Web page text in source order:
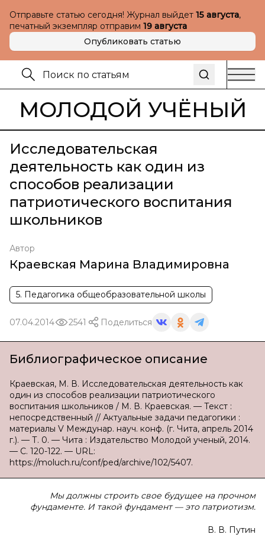
Отправьте статью сегодня! Журнал выйдет 15 августа,
печатный экземпляр отправим 19 августа
Опубликовать статью
МОЛОДОЙ УЧЁНЫЙ
Исследовательская
деятельность как один из
способов реализации
патриотического воспитания
школьников
Автор
Краевская Марина Владимировна
5. Педагогика общеобразовательной школы
07.04.2014 2541 Поделиться
Библиографическое описание
Краевская, М. В. Исследовательская деятельность как
один из способов реализации патриотического
воспитания школьников / М. В. Краевская. — Текст :
непосредственный // Актуальные задачи педагогики :
материалы V Междунар. науч. конф. (г. Чита, апрель 2014
г.). — Т. 0. — Чита : Издательство Молодой ученый, 2014.
— С. 120-122. — URL:
https://moluch.ru/conf/ped/archive/102/5407.
Мы должны строить свое будущее на прочном
фундаменте. И такой фундамент — это патриотизм.
В. В. Путин